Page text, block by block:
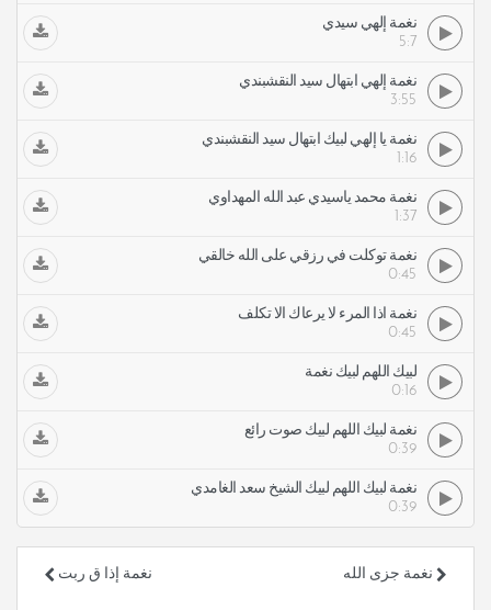
نغمة إلهي سيدي
5:7
نغمة إلهي ابتهال سيد النقشبندي
3:55
نغمة يا إلهي لبيك ابتهال سيد النقشبندي
1:16
نغمة محمد ياسيدي عبد الله المهداوي
1:37
نغمة توكلت في رزقي على الله خالقي
0:45
نغمة اذا المرء لا يرعاك الا تكلف
0:45
لبيك اللهم لبيك نغمة
0:16
نغمة لبيك اللهم لبيك صوت رائع
0:39
نغمة لبيك اللهم لبيك الشيخ سعد الغامدي
0:39
نغمة إذا ق ربت نغمة جزى الله